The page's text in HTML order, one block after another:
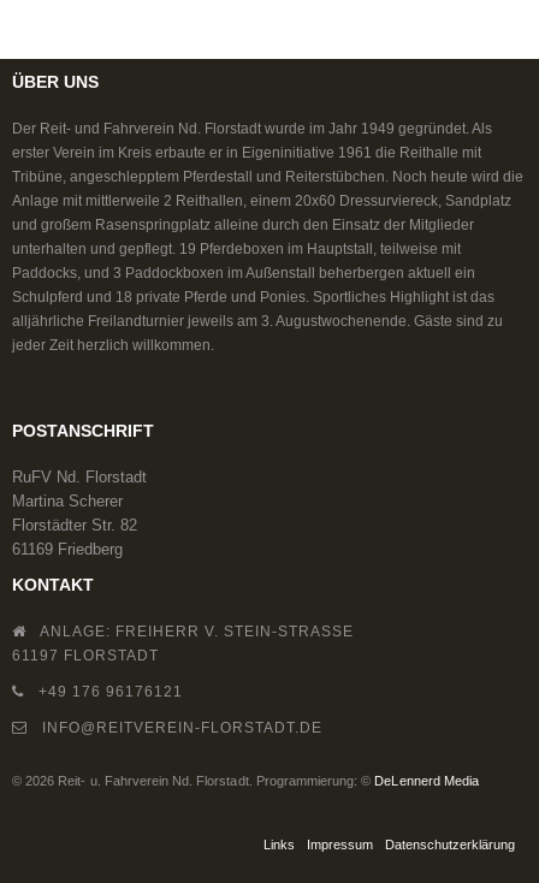
ÜBER UNS
Der Reit- und Fahrverein Nd. Florstadt wurde im Jahr 1949 gegründet. Als
erster Verein im Kreis erbaute er in Eigeninitiative 1961 die Reithalle mit
Tribüne, angeschlepptem Pferdestall und Reiterstübchen. Noch heute wird die
Anlage mit mittlerweile 2 Reithallen, einem 20x60 Dressurviereck, Sandplatz
und großem Rasenspringplatz alleine durch den Einsatz der Mitglieder
unterhalten und gepflegt. 19 Pferdeboxen im Hauptstall, teilweise mit
Paddocks, und 3 Paddockboxen im Außenstall beherbergen aktuell ein
Schulpferd und 18 private Pferde und Ponies. Sportliches Highlight ist das
alljährliche Freilandturnier jeweils am 3. Augustwochenende. Gäste sind zu
jeder Zeit herzlich willkommen.
POSTANSCHRIFT
RuFV Nd. Florstadt
Martina Scherer
Florstädter Str. 82
61169 Friedberg
KONTAKT
ANLAGE: FREIHERR V. STEIN-STRASSE
61197 FLORSTADT
+49 176 96176121
INFO@REITVEREIN-FLORSTADT.DE
© 2026 Reit- u. Fahrverein Nd. Florstadt. Programmierung: © DeLennerd Media
Links Impressum Datenschutzerklärung